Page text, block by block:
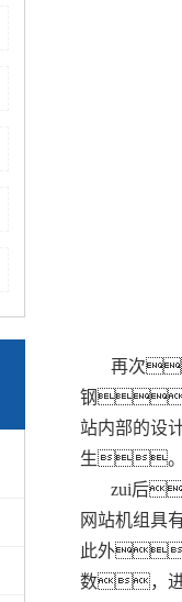
再次
钢
站内部的设
生
zui后
网站机组
此外
数，进